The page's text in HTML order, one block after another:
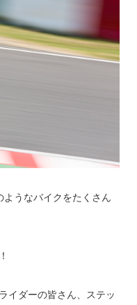
うなバイクをたくさん
イダーの皆さん、ステッ